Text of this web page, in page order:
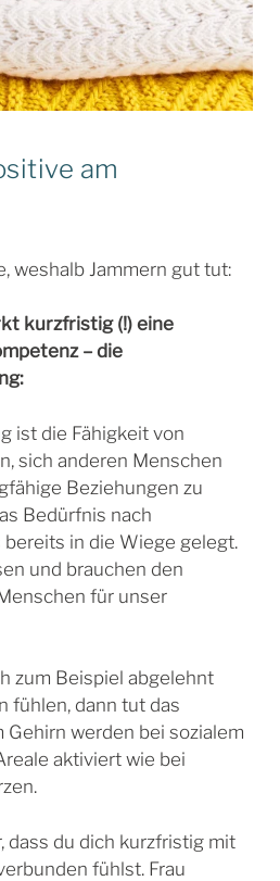
am
weshalb Jammern gut tut:
kurzfristig (!) eine
– die
ist die Fähigkeit von
sich anderen Menschen
Beziehungen zu
Bedürfnis nach
in die Wiege gelegt.
und brauchen den
für unser
zum Beispiel abgelehnt
fühlen, dann tut das
Gehirn werden bei sozialem
aktiviert wie bei
dass du dich kurzfristig mit
fühlst. Frau